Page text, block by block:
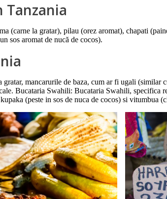
(carne la gratar), pilau (orez aromat), chapati
sos aromat de nucă de cocos).
mancarurile de baza, cum ar fi ugali (similar
Bucataria Swahili: Bucataria Swahili, specifica
(peste in sos de nuca de cocos) si vitumbua